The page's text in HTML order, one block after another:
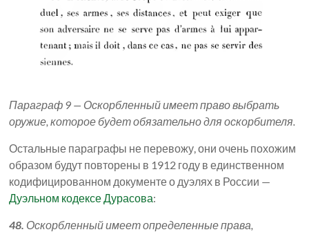
Параграф 9 — Оскорбленный имеет право выбрать
оружие, которое будет обязательно для оскорбителя.
Остальные параграфы не перевожу, они очень похожим
образом будут повторены в 1912 году в единственном
кодифицированном документе о дуэлях в России —
Дуэльном кодексе Дурасова:
48. Оскорбленный имеет определенные права,